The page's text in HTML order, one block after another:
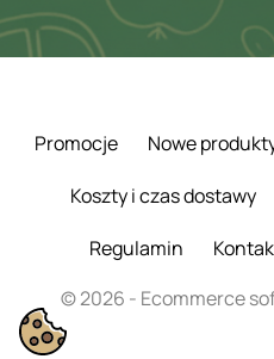
Promocje Nowe
Koszty i czas dostawy
Regulamin
© 2026 - Ecommerce